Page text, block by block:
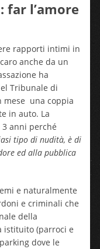
far l’amore
rapporti intimi in
anche da un
ha
Tribunale di
mese una coppia
in auto. La
anni perché
tipo di nudità, è di
ed alla pubblica
e naturalmente
e criminali che
della
istituito (parroci e
dove le